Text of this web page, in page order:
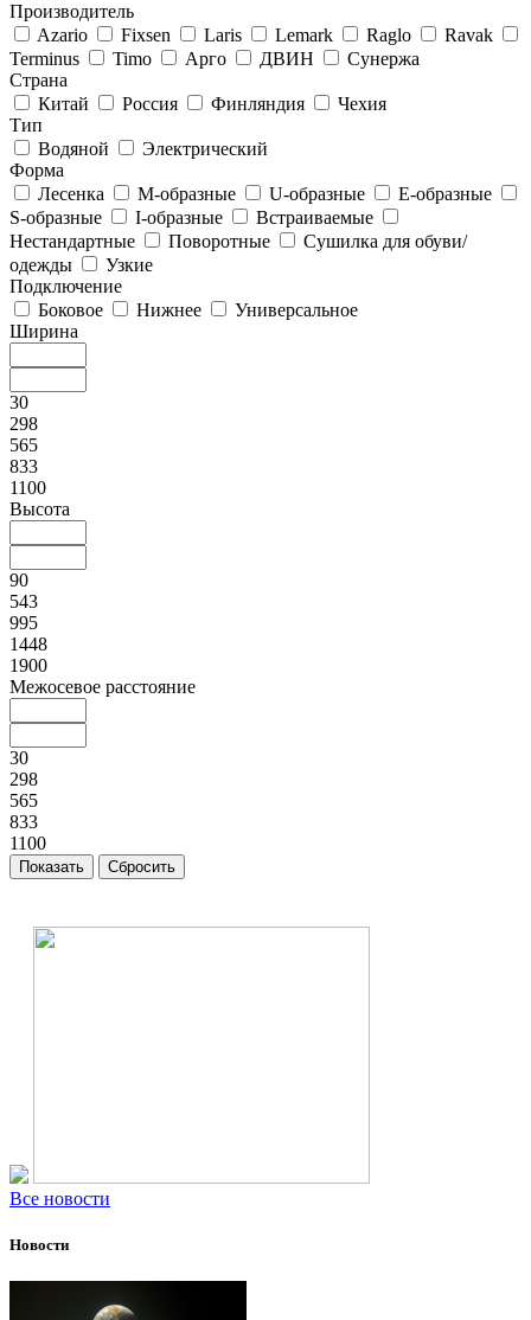
Производитель
Azario
Fixsen Laris Lemark Raglo
Ravak
Terminus
Timo Арго ДВИН
Сунержа
Страна
Китай
Россия Финляндия
Чехия
Тип
Водяной
Электрический
Форма
Лесенка
М-образные U-образные
E-образные
S-образные
I-образные
Встраиваемые
Нестандартные
Поворотные
Сушилка для обуви/
одежды
Узкие
Подключение
Боковое
Нижнее
Универсальное
Ширина
30
298
565
833
1100
Высота
90
543
995
1448
1900
Межосевое расстояние
30
298
565
833
1100
Все новости
Новости